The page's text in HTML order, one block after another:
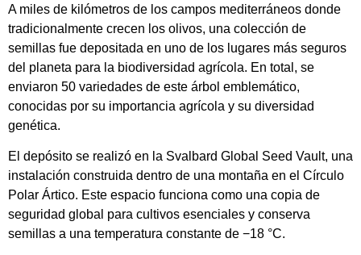
A miles de kilómetros de los campos mediterráneos donde
tradicionalmente crecen los olivos, una colección de
semillas fue depositada en uno de los lugares más seguros
del planeta para la biodiversidad agrícola. En total, se
enviaron 50 variedades de este árbol emblemático,
conocidas por su importancia agrícola y su diversidad
genética.
El depósito se realizó en la Svalbard Global Seed Vault, una
instalación construida dentro de una montaña en el Círculo
Polar Ártico. Este espacio funciona como una copia de
seguridad global para cultivos esenciales y conserva
semillas a una temperatura constante de −18 °C.